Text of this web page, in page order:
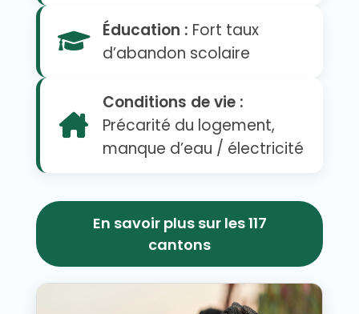
Éducation : Fort taux
d’abandon scolaire
Conditions de vie :
Précarité du logement,
manque d’eau / électricité
En savoir plus sur les 117
cantons